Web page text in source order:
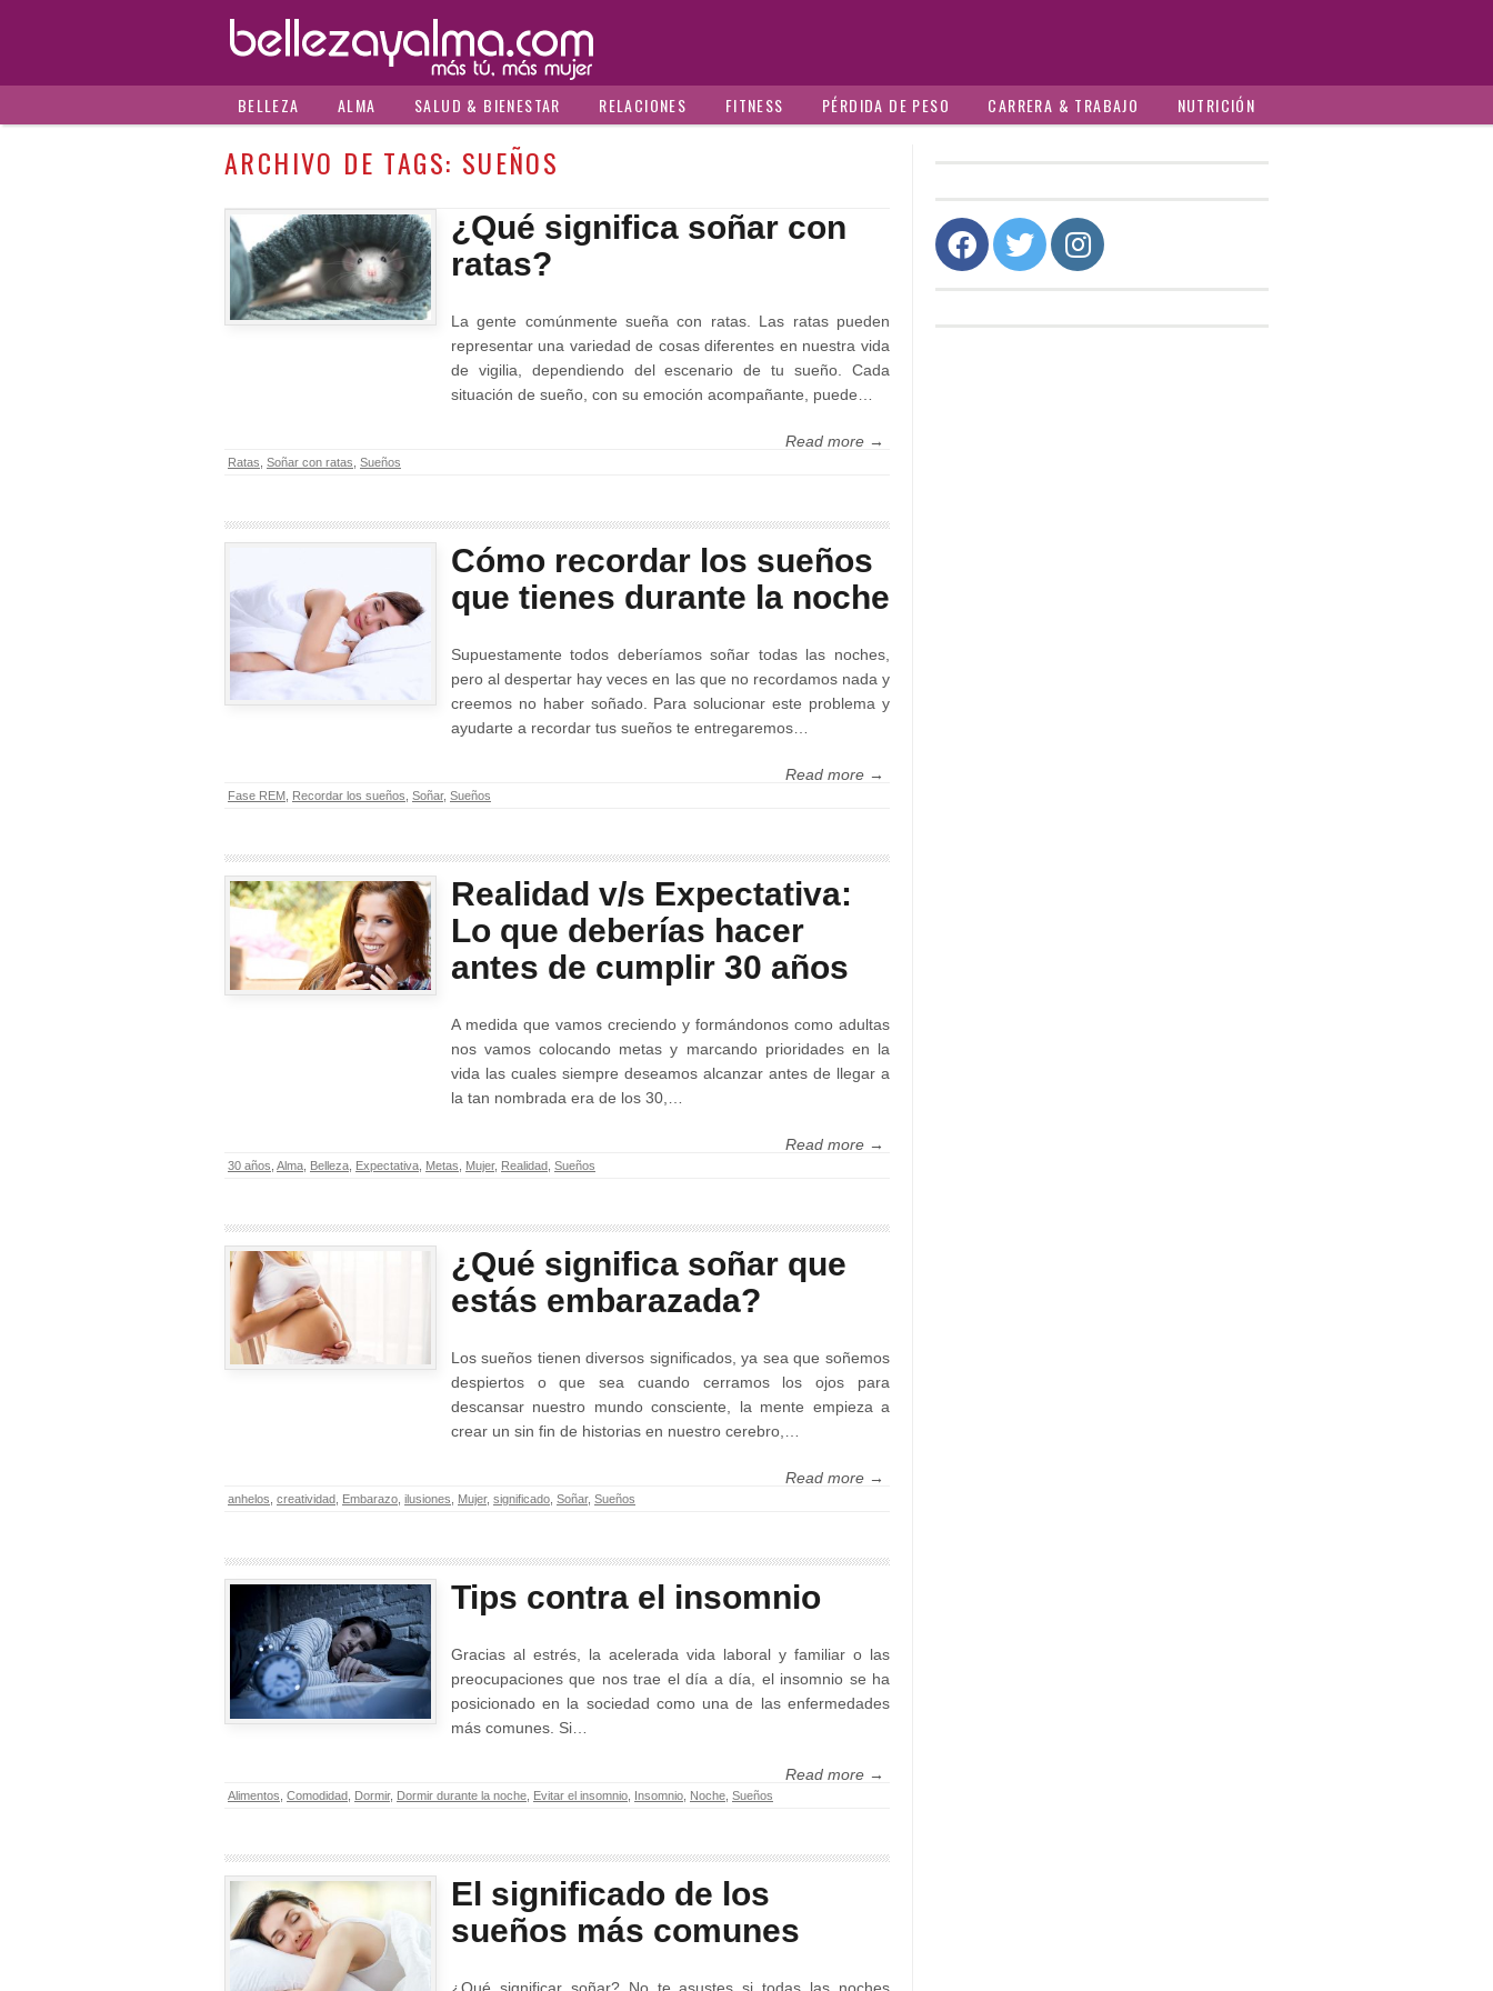
BELLEZA ALMA SALUD & BIENESTAR RELACIONES FITNESS PÉRDIDA DE PESO CARRERA & TRABAJO NUTRICIÓN
ARCHIVO DE TAGS: SUEÑOS
¿Qué significa soñar con
ratas?
La gente comúnmente sueña con ratas. Las ratas pueden
representar una variedad de cosas diferentes en nuestra vida
de vigilia, dependiendo del escenario de tu sueño. Cada
situación de sueño, con su emoción acompañante, puede…
Read more →
Ratas Soñar con ratas Sueños
Cómo recordar los sueños
que tienes durante la noche
Supuestamente todos deberíamos soñar todas las noches,
pero al despertar hay veces en las que no recordamos nada y
creemos no haber soñado. Para solucionar este problema y
ayudarte a recordar tus sueños te entregaremos…
Read more →
Fase REM Recordar los sueños Soñar, Sueños
Realidad v/s Expectativa:
Lo que deberías hacer
antes de cumplir 30 años
A medida que vamos creciendo y formándonos como adultas
nos vamos colocando metas y marcando prioridades en la
vida las cuales siempre deseamos alcanzar antes de llegar a
la tan nombrada era de los 30,…
Read more →
30 años Alma Belleza Expectativa Metas Mujer, Realidad Sueños
¿Qué significa soñar que
estás embarazada?
Los sueños tienen diversos significados, ya sea que soñemos
despiertos o que sea cuando cerramos los ojos para
descansar nuestro mundo consciente, la mente empieza a
crear un sin fin de historias en nuestro cerebro,…
Read more →
anhelos creatividad Embarazo ilusiones Mujer, significado Soñar, Sueños
Tips contra el insomnio
Gracias al estrés, la acelerada vida laboral y familiar o las
preocupaciones que nos trae el día a día, el insomnio se ha
posicionado en la sociedad como una de las enfermedades
más comunes. Si…
Read more →
Alimentos Comodidad Dormir, Dormir durante la noche Evitar el insomnio Insomnio Noche Sueños
El significado de los
sueños más comunes